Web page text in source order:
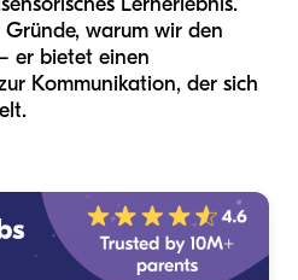
warum wir den
er bietet einen
Kommunikation, der sich